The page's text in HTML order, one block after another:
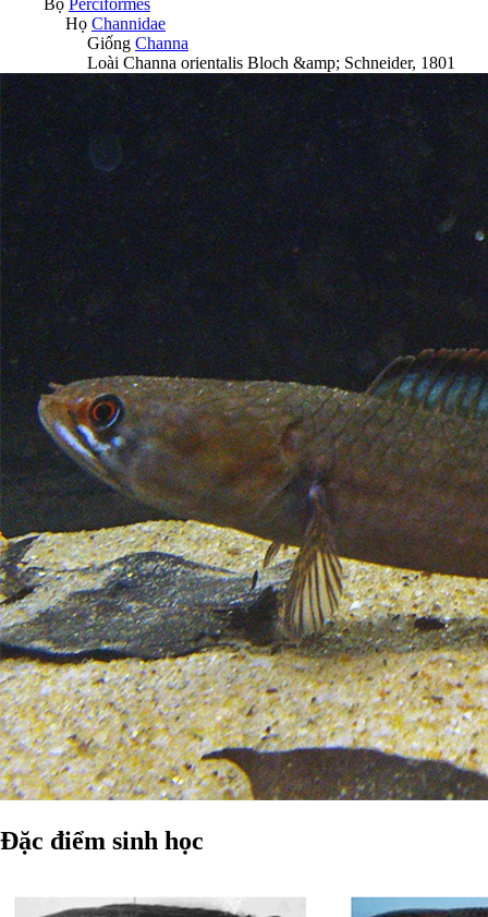
Họ Channidae
Giống Channa
Loài Channa orientalis Bloch &amp; Schneider, 1801
Đặc điểm sinh học